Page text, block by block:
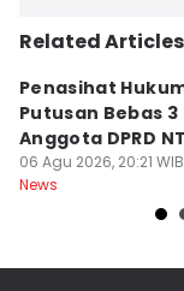
Related Articles
Penasihat
Putusan Bebas 3
Anggota DPRD
Bersifat Final
06 Agu 2026, 20:21 WIB
News